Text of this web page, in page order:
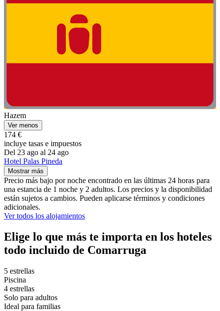
Hazem
Ver menos
174 €
incluye tasas e impuestos
Del 23 ago al 24 ago
Hotel Palas Pineda
Mostrar más
Precio más bajo por noche encontrado en las últimas 24 horas para
una estancia de 1 noche y 2 adultos. Los precios y la disponibilidad
están sujetos a cambios. Pueden aplicarse términos y condiciones
adicionales.
Ver todos los alojamientos
Elige lo que más te importa en los hoteles
todo incluido de Comarruga
5 estrellas
Piscina
4 estrellas
Solo para adultos
Ideal para familias